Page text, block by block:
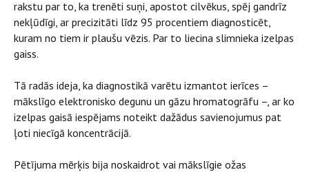
rakstu par to, ka trenēti suņi, apostot cilvēkus, spēj gandrīz
nekļūdīgi, ar precizitāti līdz 95 procentiem diagnosticēt,
kuram no tiem ir plaušu vēzis. Par to liecina slimnieka izelpas
gaiss.
Tā radās ideja, ka diagnostikā varētu izmantot ierīces –
mākslīgo elektronisko degunu un gāzu hromatogrāfu –, ar ko
izelpas gaisā iespējams noteikt dažādus savienojumus pat
ļoti niecīgā koncentrācijā.
Pētījuma mērķis bija noskaidrot vai mākslīgie ožas